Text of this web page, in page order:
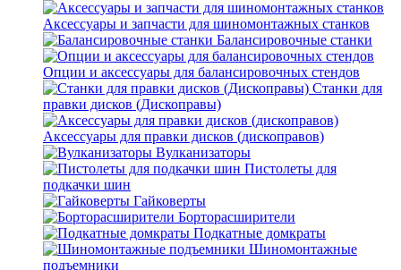
Аксессуары и запчасти для шиномонтажных станков
Балансировочные станки
Опции и аксессуары для балансировочных стендов
Станки для
правки дисков (Дископравы)
Аксессуары для правки дисков (дископравов)
Вулканизаторы
Пистолеты для
подкачки шин
Гайковерты
Борторасширители
Подкатные домкраты
Шиномонтажные
подъемники